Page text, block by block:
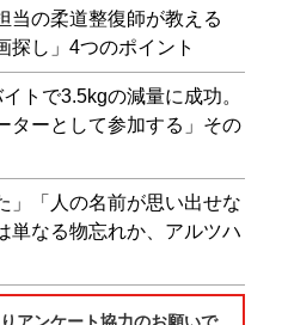
当の柔道整復師が教える
探し」4つのポイント
トで3.5kgの減量に成功。
ターとして参加する」その
」「人の名前が思い出せな
単なる物忘れか、アルツハ